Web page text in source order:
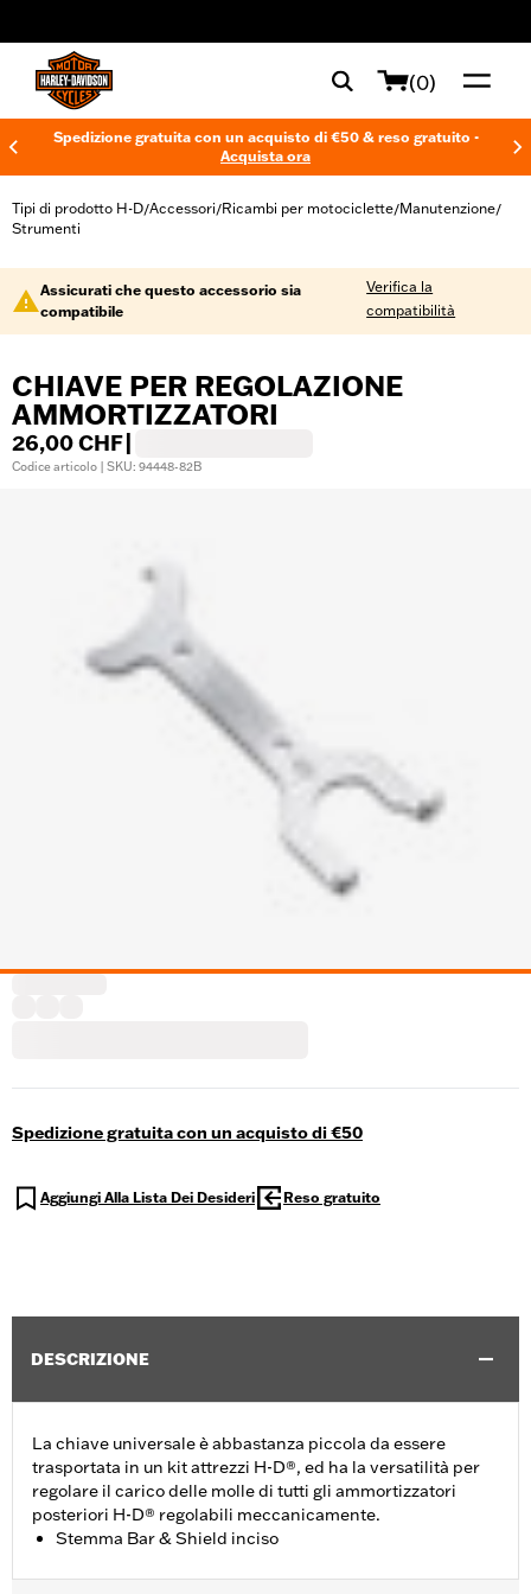
(0)
Spedizione gratuita con un acquisto di €50 & reso gratuito -
Acquista ora
Tipi di prodotto H-D/Accessori/Ricambi per motociclette/Manutenzione/
Strumenti
Assicurati che questo accessorio sia
compatibile
Verifica la
compatibilità
CHIAVE PER REGOLAZIONE
AMMORTIZZATORI
26,00 CHF
Codice articolo | SKU: 94448-82B
Spedizione gratuita con un acquisto di €50
Aggiungi Alla Lista Dei Desideri Reso gratuito
DESCRIZIONE
La chiave universale è abbastanza piccola da essere
trasportata in un kit attrezzi H-D®, ed ha la versatilità per
regolare il carico delle molle di tutti gli ammortizzatori
posteriori H-D® regolabili meccanicamente.
Stemma Bar & Shield inciso